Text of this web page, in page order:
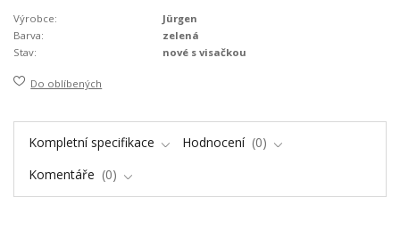
Výrobce:
Jürgen
Barva:
zelená
Stav:
nové s visačkou
Do oblíbených
Kompletní specifikace Hodnocení
0
Komentáře
0